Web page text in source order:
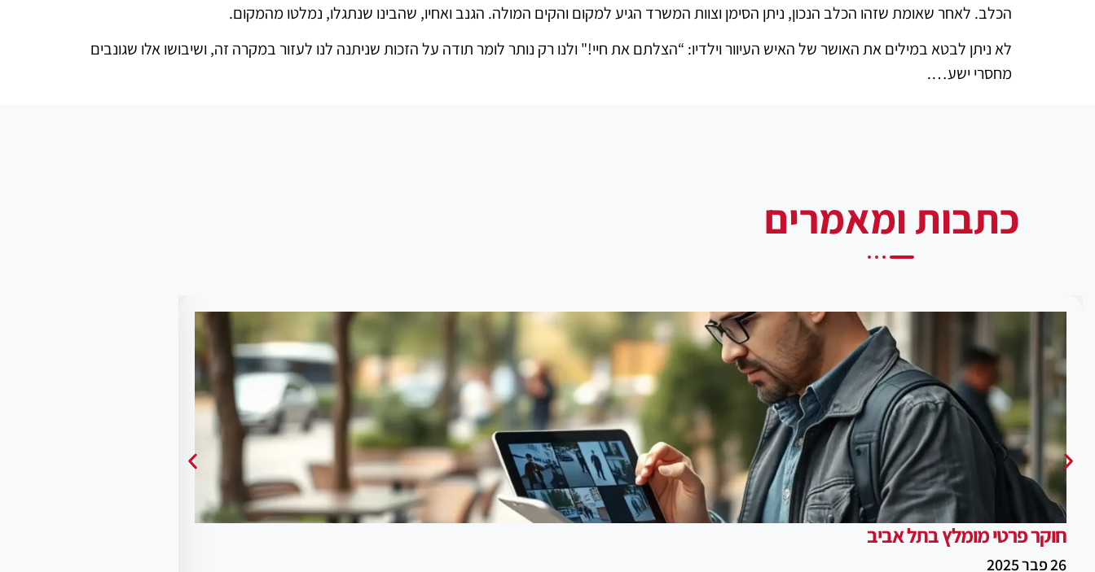
הכלב. לאחר שאומת שזהו הכלב הנכון, ניתן הסימן וצוות המשרד הגיע למקום והקים המולה. הגנב ואחיו, שהבינו שנתגלו, נמלטו מהמקום.
לא ניתן לבטא במילים את האושר של האיש העיוור וילדיו: “הצלתם את חיי!" ולנו רק נותר לומר תודה על הזכות שניתנה לנו לעזור במקרה זה, ושיבושו אלו שגונבים
מחסרי ישע….
כתבות ומאמרים
חוקר פרטי מומלץ בתל אביב
26 פבר 2025